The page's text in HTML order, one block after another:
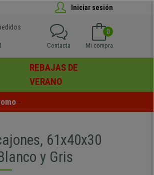
Iniciar sesión
0
Mi compra
Contacta
REBAJAS DE
VERANO
-
61x40x30
y Gris